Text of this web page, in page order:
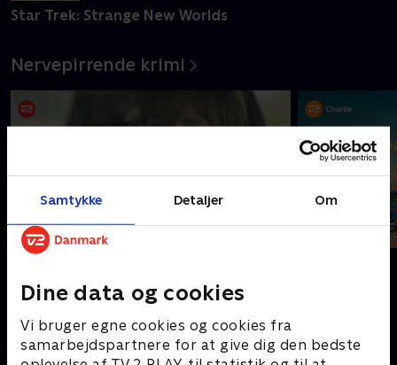
Samtykke Detaljer Om
Dine data og cookies
Vi bruger egne cookies og cookies fra
samarbejdspartnere for at give dig den bedste
Star Trek: Strange New Worlds
Nervepirrende krimi